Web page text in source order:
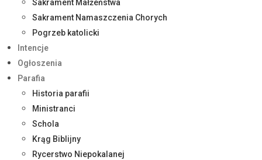
Sakrament Małżeństwa
Sakrament Namaszczenia Chorych
Pogrzeb katolicki
Intencje
Ogłoszenia
Parafia
Historia parafii
Ministranci
Schola
Krąg Biblijny
Rycerstwo Niepokalanej